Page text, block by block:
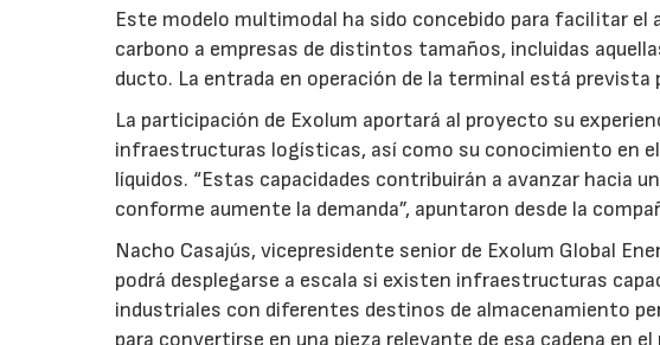
Este modelo multimodal ha sido concebido para facilitar el
carbono a empresas de distintos tamaños, incluidas
ducto. La entrada en operación de la terminal está prevista
La participación de Exolum aportará al proyecto su
infraestructuras logísticas, así como su conocimiento en
líquidos. “Estas capacidades contribuirán a avanzar hacia
conforme aumente la demanda”, apuntaron desde la
Nacho Casajús, vicepresidente senior de Exolum Global
podrá desplegarse a escala si existen infraestructuras
industriales con diferentes destinos de almacenamiento
para convertirse en una pieza relevante de esa cadena en el